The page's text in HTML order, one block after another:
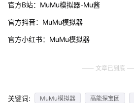
官方B站：MuMu模拟器-Mu酱
官方抖音：MuMu模拟器
官方小红书：MuMu模拟器
文章已到底
关键词: MuMu模拟器 高能探宝团